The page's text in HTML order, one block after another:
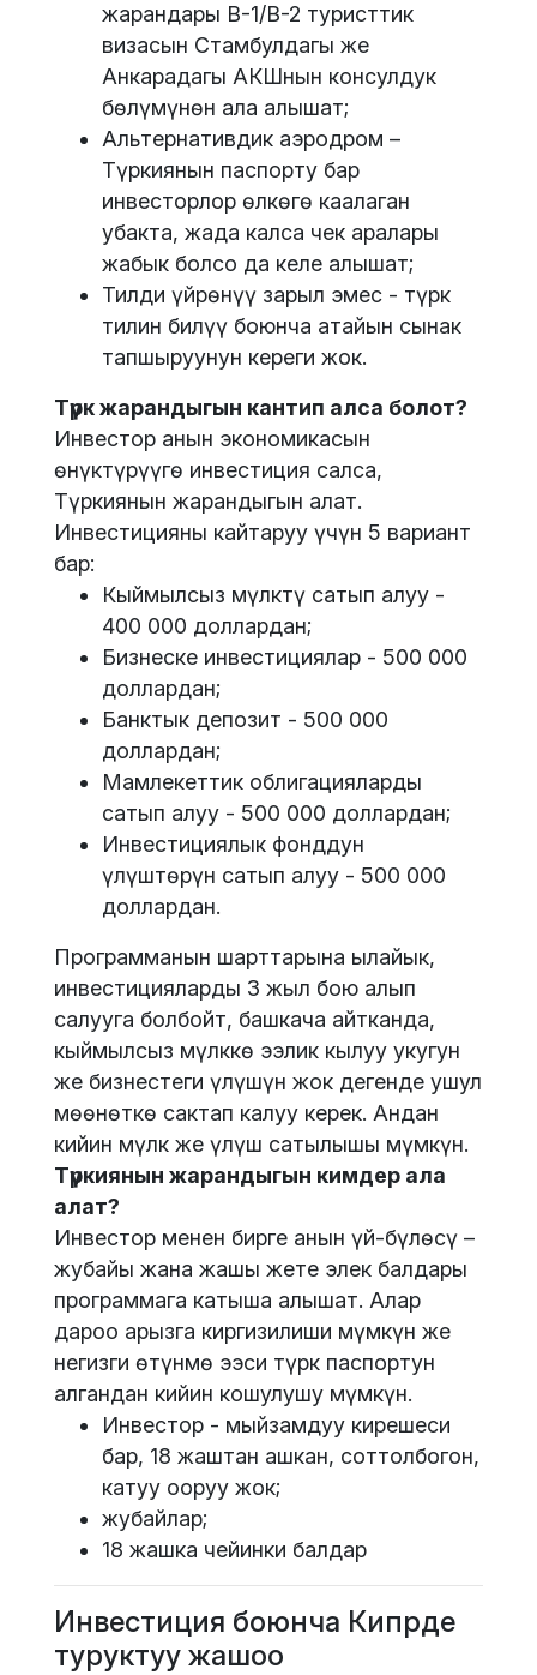
жарандары B-1/B-2 туристтик
визасын Стамбулдагы же
Анкарадагы АКШнын консулдук
бөлүмүнөн ала алышат;
Альтернативдик аэродром –
Түркиянын паспорту бар
инвесторлор өлкөгө каалаган
убакта, жада калса чек аралары
жабык болсо да келе алышат;
Тилди үйрөнүү зарыл эмес - түрк
тилин билүү боюнча атайын сынак
тапшыруунун кереги жок.
Түрк жарандыгын кантип алса болот?
Инвестор анын экономикасын
өнүктүрүүгө инвестиция салса,
Түркиянын жарандыгын алат.
Инвестицияны кайтаруу үчүн 5 вариант
бар:
Кыймылсыз мүлктү сатып алуу -
400 000 доллардан;
Бизнеске инвестициялар - 500 000
доллардан;
Банктык депозит - 500 000
доллардан;
Мамлекеттик облигацияларды
сатып алуу - 500 000 доллардан;
Инвестициялык фонддун
үлүштөрүн сатып алуу - 500 000
доллардан.
Программанын шарттарына ылайык,
инвестицияларды 3 жыл бою алып
салууга болбойт, башкача айтканда,
кыймылсыз мүлккө ээлик кылуу укугун
же бизнестеги үлүшүн жок дегенде ушул
мөөнөткө сактап калуу керек. Андан
кийин мүлк же үлүш сатылышы мүмкүн.
Түркиянын жарандыгын кимдер ала
алат?
Инвестор менен бирге анын үй-бүлөсү –
жубайы жана жашы жете элек балдары
программага катыша алышат. Алар
дароо арызга киргизилиши мүмкүн же
негизги өтүнмө ээси түрк паспортун
алгандан кийин кошулушу мүмкүн.
Инвестор - мыйзамдуу кирешеси
бар, 18 жаштан ашкан, соттолбогон,
катуу ооруу жок;
жубайлар;
18 жашка чейинки балдар
Инвестиция боюнча Кипрде
туруктуу жашоо